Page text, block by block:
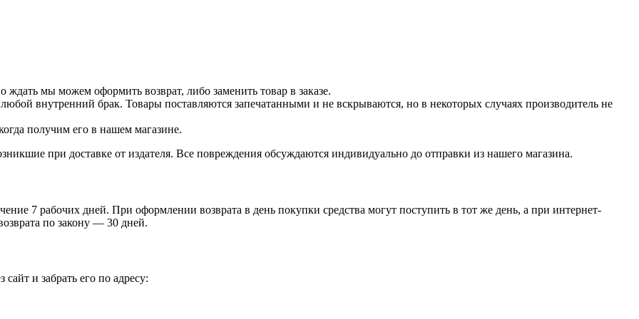
ждать мы можем оформить возврат, либо заменить товар в заказе.
внутренний брак. Товары поставляются запечатанными и не вскрываются, но в некоторых случаях производитель не
получим его в нашем магазине.
при доставке от издателя. Все повреждения обсуждаются индивидуально до отправки из нашего магазина.
7 рабочих дней. При оформлении возврата в день покупки средства могут поступить в тот же день, а при интернет-
по закону — 30 дней.
и забрать его по адресу: